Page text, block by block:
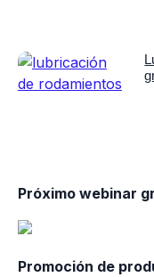
Próximo webinar
Promoción de